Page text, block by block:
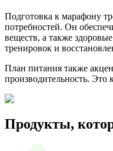
Подготовка к марафону
потребностей. Он
веществ, а также
тренировок и
План питания также
производительность.
Продукты,